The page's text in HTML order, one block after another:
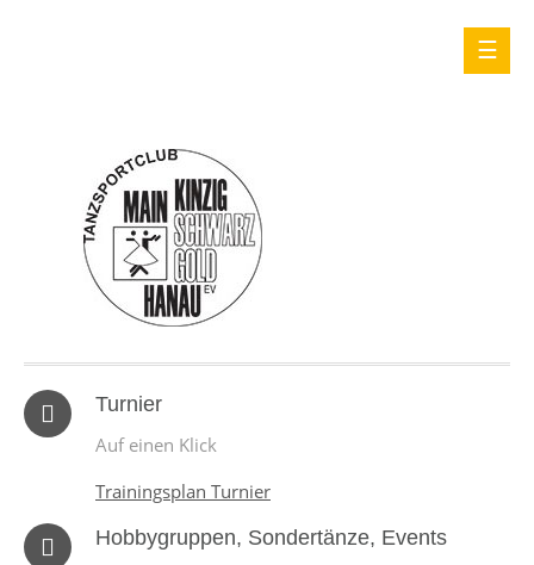
Turnier
Auf einen Klick
Trainingsplan Turnier
Hobbygruppen, Sondertänze, Events